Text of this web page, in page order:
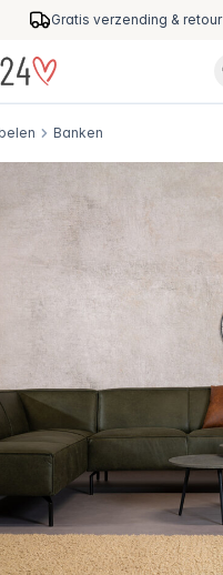
Gratis verzending & retour
Banken